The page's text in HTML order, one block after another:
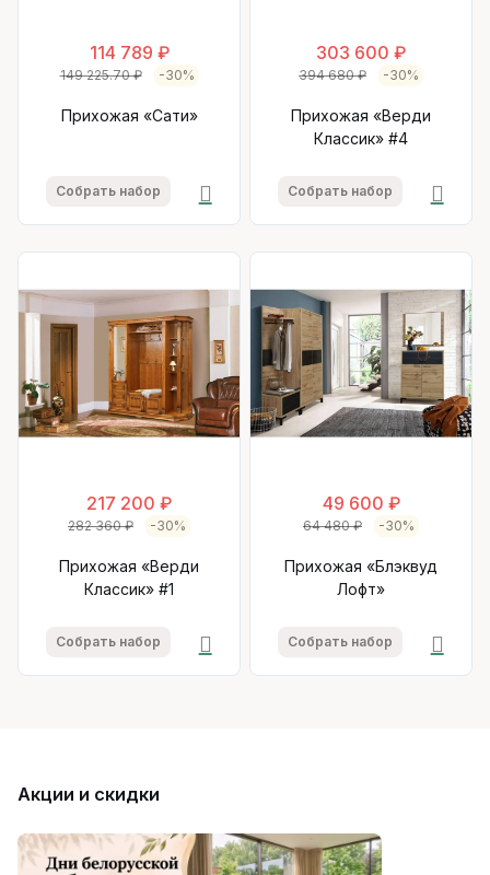
114 789 ₽
149 225.70 ₽ -30%
Прихожая «Сати»
Собрать набор
303 600 ₽
394 680 ₽ -30%
Прихожая «Верди
Классик» #4
Собрать набор
217 200 ₽
282 360 ₽ -30%
Прихожая «Верди
Классик» #1
Собрать набор
49 600 ₽
64 480 ₽ -30%
Прихожая «Блэквуд
Лофт»
Собрать набор
Акции и скидки